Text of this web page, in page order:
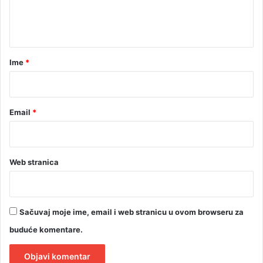
rIme *
Email *
Web stranica
Sačuvaj moje ime, email i web stranicu u ovom browseru za
buduće komentare.